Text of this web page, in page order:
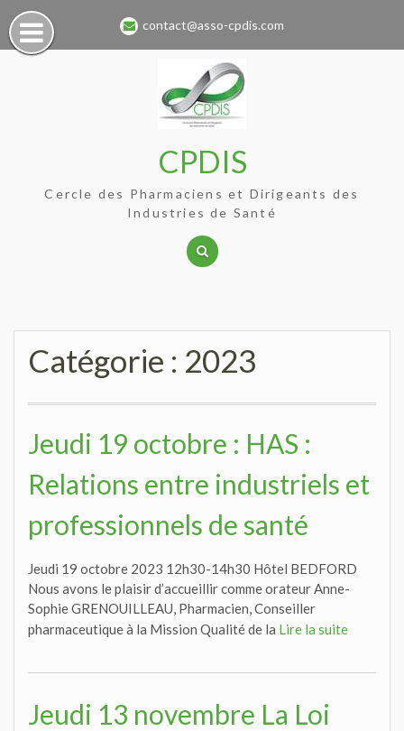
Skip
to
content
contact@asso-cpdis.com
CPDIS
Cercle des Pharmaciens et Dirigeants des
Industries de Santé
Catégorie : 2023
Jeudi 19 octobre : HAS :
Relations entre industriels et
professionnels de santé
Jeudi 19 octobre 2023 12h30-14h30 Hôtel BEDFORD
Nous avons le plaisir d’accueillir comme orateur Anne-
Sophie GRENOUILLEAU, Pharmacien, Conseiller
pharmaceutique à la Mission Qualité de la Lire la suite
Jeudi 13 novembre La Loi